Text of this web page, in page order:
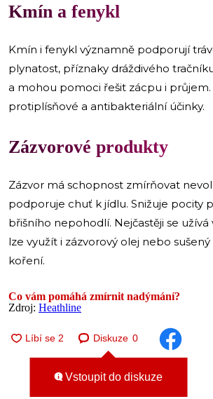
Kmín a fenykl
Kmín i fenykl významně podporují
plynatost, příznaky dráždivého
a mohou pomoci řešit zácpu i
protiplísňové a antibakteriální účinky.
Zázvorové produkty
Zázvor má schopnost zmírňovat
podporuje chuť k jídlu. Snižuje pocity
břišního nepohodlí. Nejčastěji se užívá
lze využít i zázvorový olej nebo sušený
koření.
Co vám pomáhá zmírnit nadýmání?
Zdroj: Heathline
Diskuze 0
Vstoupit do diskuze